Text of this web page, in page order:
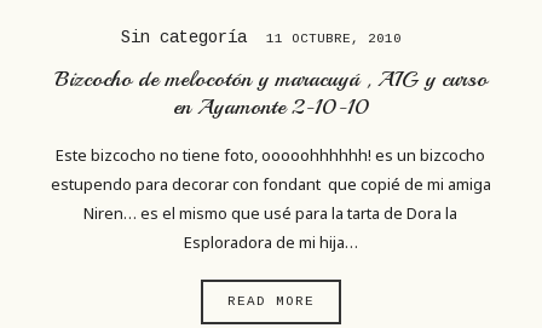
Sin categoría 11 OCTUBRE, 2010
Bizcocho de melocotón y maracuyá , AIG y curso
en Ayamonte 2-10-10
Este bizcocho no tiene foto, ooooohhhhhh! es un bizcocho
estupendo para decorar con fondant que copié de mi amiga
Niren… es el mismo que usé para la tarta de Dora la
Esploradora de mi hija…
READ MORE